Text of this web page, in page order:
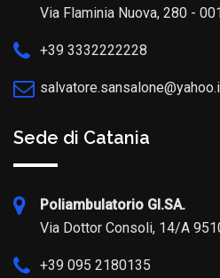
Via Flaminia Nuova, 280 -
+39 3332222228
Sede di Catania
Poliambulatorio GI.SA.
Via Dottor Consoli, 14/A
+39 095 2180135